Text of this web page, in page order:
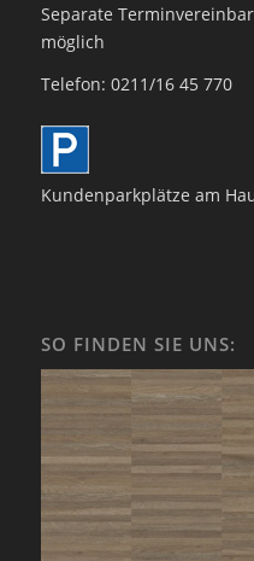
Separate
möglich
Telefon: 0211/16 45 770
Kundenparkplätze am
SO FINDEN SIE UNS: